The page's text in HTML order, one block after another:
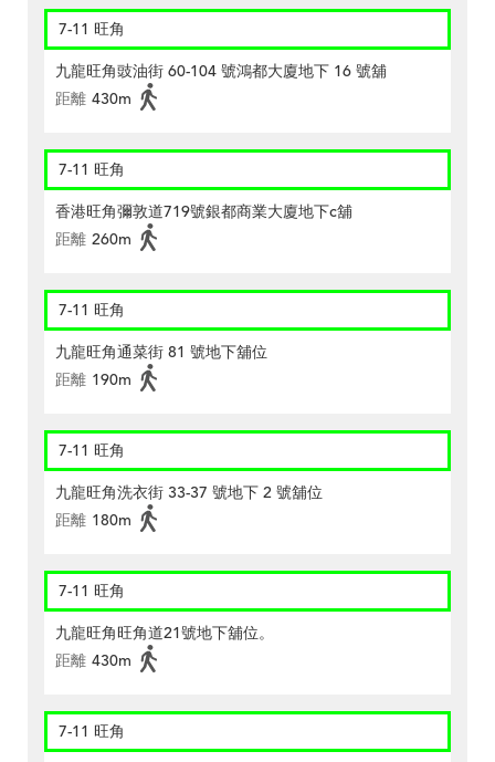
7-11 旺角
九龍旺角豉油街 60-104 號鴻都大廈地下 16 號舖
距離 430m
7-11 旺角
香港旺角彌敦道719號銀都商業大廈地下c舖
距離 260m
7-11 旺角
九龍旺角通菜街 81 號地下舖位
距離 190m
7-11 旺角
九龍旺角洗衣街 33-37 號地下 2 號舖位
距離 180m
7-11 旺角
九龍旺角旺角道21號地下舖位。
距離 430m
7-11 旺角